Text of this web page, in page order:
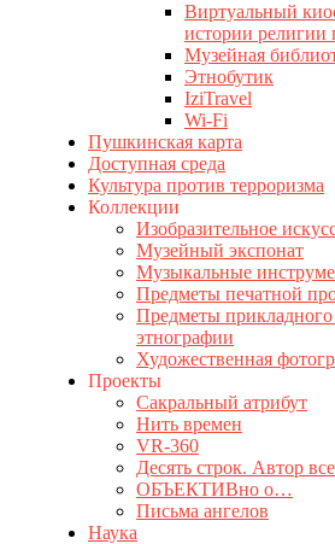
Виртуальный
истории религии
Музейная
Этнобутик
IziTravel
Wi-Fi
Пушкинская карта
Доступная среда
Культура против терроризма
Коллекции
Изобразительное
Музейный экспонат
Музыкальные
Предметы печатной
Предметы прикладного
этнографии
Художественная
Проекты
Сакральный атрибут
Нить времен
VR-360
Десять строк. Автор
ОБЪЕКТИВно о…
Письма ангелов
Наука